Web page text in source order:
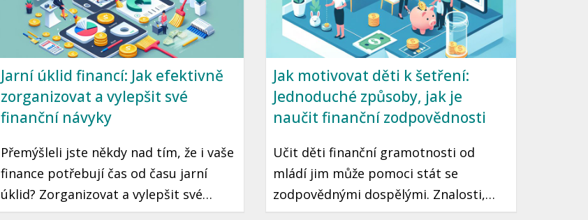
Jarní úklid financí: Jak efektivně
zorganizovat a vylepšit své
finanční návyky
Přemýšleli jste někdy nad tím, že i vaše
finance potřebují čas od času jarní
úklid? Zorganizovat a vylepšit své
finanční návyky je krok, který může
Jak motivovat děti k šetření:
Jednoduché způsoby, jak je
naučit finanční zodpovědnosti
Učit děti finanční gramotnosti od
mládí jim může pomoci stát se
zodpovědnými dospělými. Znalosti,
které si osvojí, jim mohou sloužit po